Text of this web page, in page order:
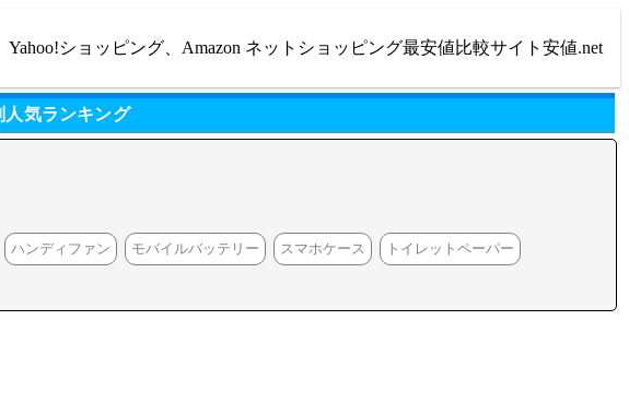
Yahoo!ショッピング、Amazon ネットショッピング最安値比較サイト安値.net
人気ランキング
ハンディファン モバイルバッテリー スマホケース トイレットペーパー